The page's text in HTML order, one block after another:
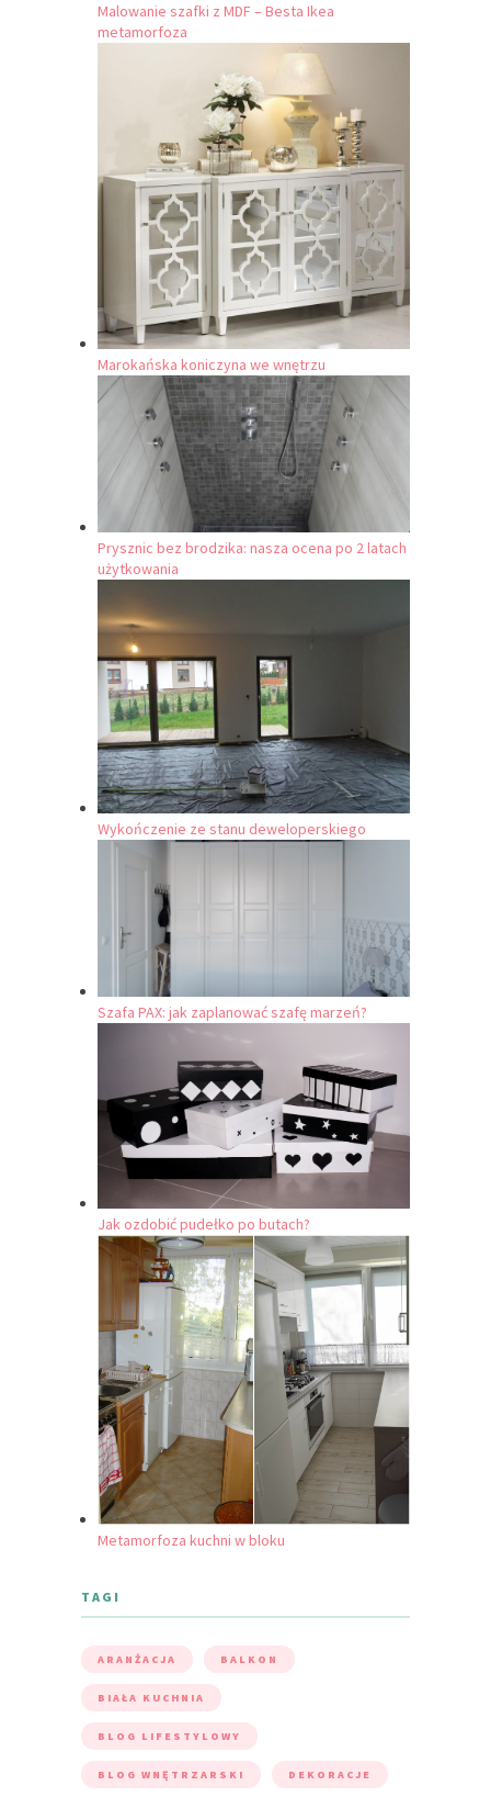
Malowanie szafki z MDF – Besta Ikea
metamorfoza
Marokańska koniczyna we wnętrzu
Prysznic bez brodzika: nasza ocena po 2 latach
użytkowania
Wykończenie ze stanu deweloperskiego
Szafa PAX: jak zaplanować szafę marzeń?
Jak ozdobić pudełko po butach?
Metamorfoza kuchni w bloku
TAGI
ARANŻACJA BALKON
BIAŁA KUCHNIA
BLOG LIFESTYLOWY
BLOG WNĘTRZARSKI DEKORACJE